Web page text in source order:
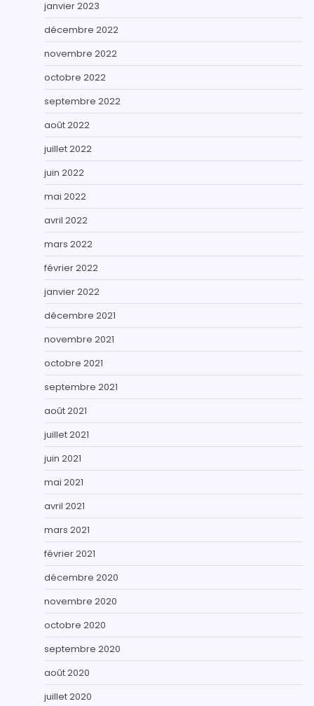
janvier 2023
décembre 2022
novembre 2022
octobre 2022
septembre 2022
août 2022
juillet 2022
juin 2022
mai 2022
avril 2022
mars 2022
février 2022
janvier 2022
décembre 2021
novembre 2021
octobre 2021
septembre 2021
août 2021
juillet 2021
juin 2021
mai 2021
avril 2021
mars 2021
février 2021
décembre 2020
novembre 2020
octobre 2020
septembre 2020
août 2020
juillet 2020